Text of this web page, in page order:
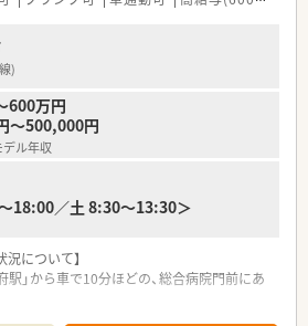
)
600万円
～500,000円
ル年収
18:00／土 8:30～13:30＞
況について】
駅」から車で10分ほどの、総合病院門前にあ